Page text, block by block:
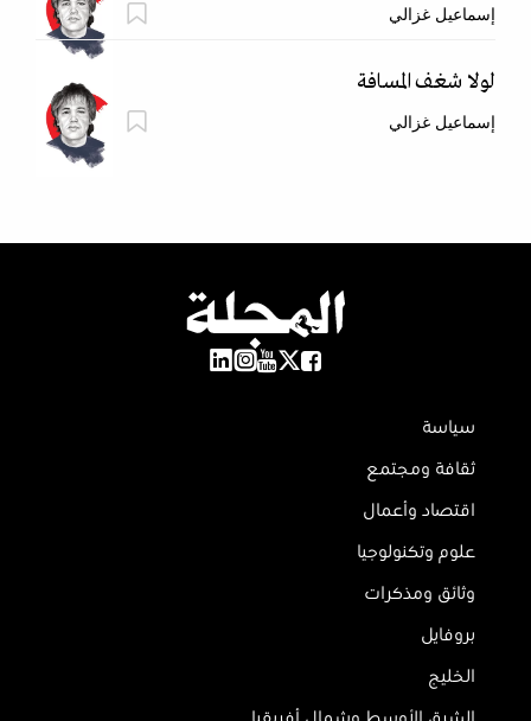
إسماعيل غزالي
لولا شغف المسافة
إسماعيل غزالي
سياسة
ثقافة ومجتمع
اقتصاد وأعمال
علوم وتكنولوجيا
وثائق ومذكرات
بروفايل
الخليج